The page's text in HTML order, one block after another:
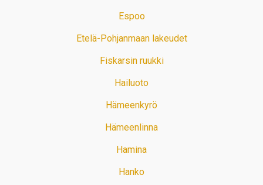
Espoo
Etelä-Pohjanmaan lakeudet
Fiskarsin ruukki
Hailuoto
Hämeenkyrö
Hämeenlinna
Hamina
Hanko